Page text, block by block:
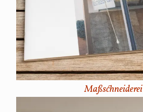
Maßschneiderei